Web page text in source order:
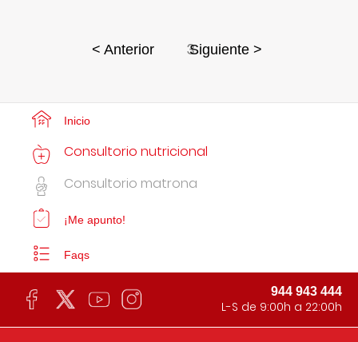
< Anterior 3Siguiente >
Inicio
Consultorio nutricional
Consultorio matrona
¡Me apunto!
Faqs
944 943 444
L-S de 9:00h a 22:00h